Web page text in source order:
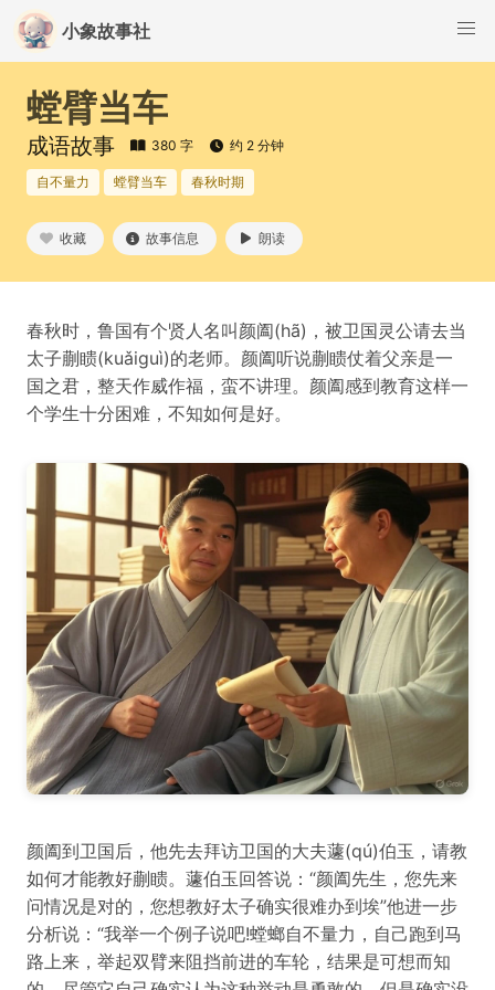
小象故事社
螳臂当车
成语故事 380 字 约 2 分钟
自不量力 螳臂当车 春秋时期
收藏 故事信息 朗读
春秋时，鲁国有个贤人名叫颜阖(hã)，被卫国灵公请去当
太子蒯瞆(kuǎiɡuì)的老师。颜阖听说蒯瞆仗着父亲是一
国之君，整天作威作福，蛮不讲理。颜阖感到教育这样一
个学生十分困难，不知如何是好。
颜阖到卫国后，他先去拜访卫国的大夫蘧(qú)伯玉，请教
如何才能教好蒯瞆。蘧伯玉回答说：“颜阖先生，您先来
问情况是对的，您想教好太子确实很难办到埃”他进一步
分析说：“我举一个例子说吧!螳螂自不量力，自己跑到马
路上来，举起双臂来阻挡前进的车轮，结果是可想而知